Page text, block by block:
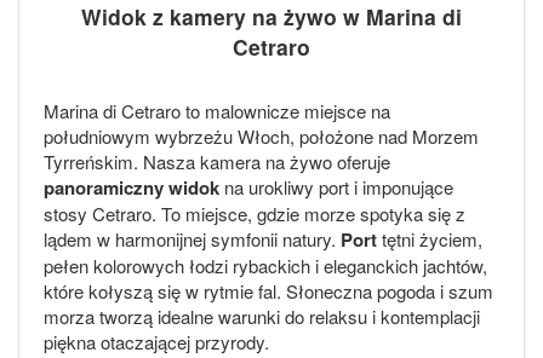
Widok z kamery na żywo w Marina di
Cetraro
Marina di Cetraro to malownicze miejsce na
południowym wybrzeżu Włoch, położone nad Morzem
Tyrreńskim. Nasza kamera na żywo oferuje
panoramiczny widok na urokliwy port i imponujące
stosy Cetraro. To miejsce, gdzie morze spotyka się z
lądem w harmonijnej symfonii natury. Porttętni życiem,
pełen kolorowych łodzi rybackich i eleganckich jachtów,
które kołyszą się w rytmie fal. Słoneczna pogoda i szum
morza tworzą idealne warunki do relaksu i kontemplacji
piękna otaczającej przyrody.